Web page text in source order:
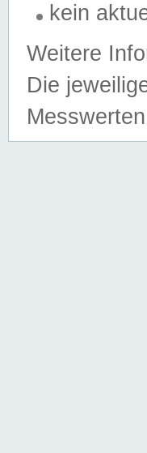
kein
Weitere
Die